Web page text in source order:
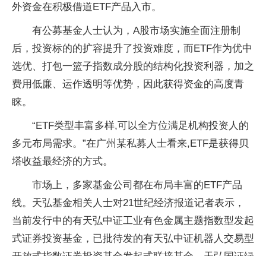
外资金在积极借道ETF产品入市。
有公募基金人士认为，A股市场实施全面注册制
后，投资标的的扩容提升了投资难度，而ETF作为优中
选优、打包一篮子指数成分股的结构化投资利器，加之
费用低廉、运作透明等优势，因此获得资金的高度青
睐。
“ETF类型丰富多样,可以全方位满足机构投资人的
多元布局需求。”在广州某私募人士看来,ETF是获得贝
塔收益最经济的方式。
市场上，多家基金公司都在布局丰富的ETF产品
线。天弘基金相关人士对21世纪经济报道记者表示，
当前发行中的有天弘中证工业有色金属主题指数型发起
式证券投资基金，已批待发的有天弘中证机器人交易型